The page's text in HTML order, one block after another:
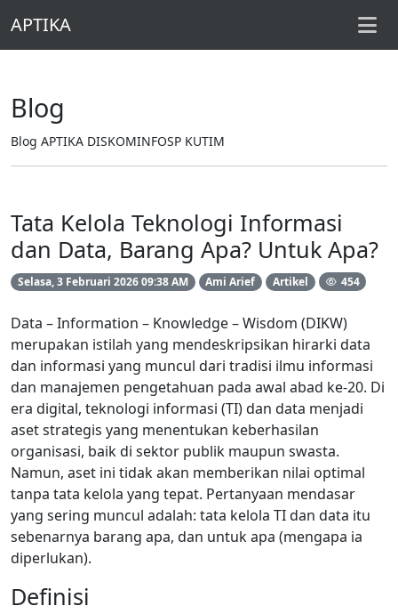
APTIKA
Blog
Blog APTIKA DISKOMINFOSP KUTIM
Tata Kelola Teknologi Informasi
dan Data, Barang Apa? Untuk Apa?
Selasa, 3 Februari 2026 09:38 AM Ami Arief Artikel 454
Data – Information – Knowledge – Wisdom (DIKW)
merupakan istilah yang mendeskripsikan hirarki data
dan informasi yang muncul dari tradisi ilmu informasi
dan manajemen pengetahuan pada awal abad ke-20. Di
era digital, teknologi informasi (TI) dan data menjadi
aset strategis yang menentukan keberhasilan
organisasi, baik di sektor publik maupun swasta.
Namun, aset ini tidak akan memberikan nilai optimal
tanpa tata kelola yang tepat. Pertanyaan mendasar
yang sering muncul adalah: tata kelola TI dan data itu
sebenarnya barang apa, dan untuk apa (mengapa ia
diperlukan).
Definisi